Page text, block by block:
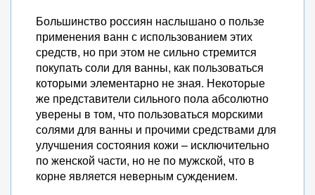
Большинство россиян наслышано о пользе
применения ванн с использованием этих
средств, но при этом не сильно стремится
покупать соли для ванны, как пользоваться
которыми элементарно не зная. Некоторые
же представители сильного пола абсолютно
уверены в том, что пользоваться морскими
солями для ванны и прочими средствами для
улучшения состояния кожи – исключительно
по женской части, но не по мужской, что в
корне является неверным суждением.